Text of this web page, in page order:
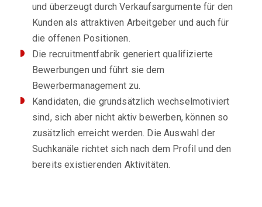
und überzeugt durch Verkaufsargumente für den
Kunden als attraktiven Arbeitgeber und auch für
die offenen Positionen.
Die recruitmentfabrik generiert qualifizierte
Bewerbungen und führt sie dem
Bewerbermanagement zu.
Kandidaten, die grundsätzlich wechselmotiviert
sind, sich aber nicht aktiv bewerben, können so
zusätzlich erreicht werden. Die Auswahl der
Suchkanäle richtet sich nach dem Profil und den
bereits existierenden Aktivitäten.